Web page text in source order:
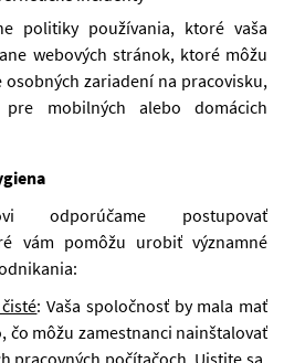
politiky používania, ktoré vaša
webových stránok, ktoré môžu
zariadení na pracovisku,
pre mobilných alebo domácich
odporúčame postupovať
vám pomôžu urobiť významné
: Vaša spoločnosť by mala mať
čo môžu zamestnanci nainštalovať